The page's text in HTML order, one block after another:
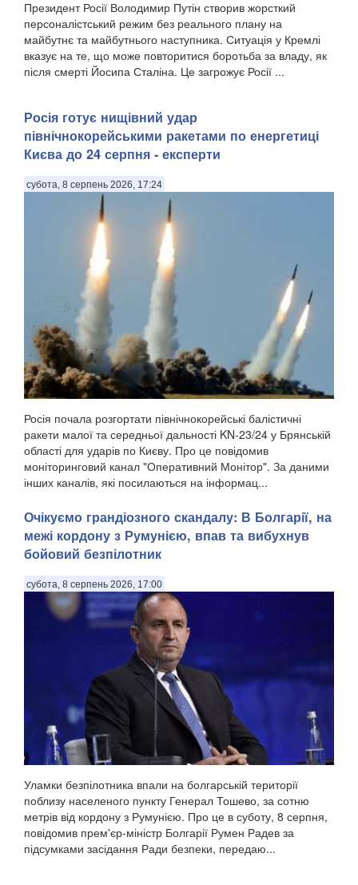
Президент Росії Володимир Путін створив жорсткий
персоналістський режим без реального плану на
майбутнє та майбутнього наступника. Ситуація у Кремлі
вказує на те, що може повторитися боротьба за владу, як
після смерті Йосипа Сталіна. Це загрожує Росії ...
Росія готує нищівний удар
північнокорейськими ракетами по енергетиці
Києва до 24 серпня - експерти
субота, 8 серпень 2026, 17:24
Росія почала розгортати північнокорейські балістичні
ракети малої та середньої дальності KN-23/24 у Брянській
області для ударів по Києву. Про це повідомив
моніторинговий канал "Оперативний Монітор". За даними
інших каналів, які посилаються на інформац...
Очікуємо грандіозного скандалу: В Болгарії, на
межі кордону з Румунією, впав та вибухнув
бойовий безпілотник
субота, 8 серпень 2026, 17:00
Уламки безпілотника впали на болгарській території
поблизу населеного пункту Генерал Тошево, за сотню
метрів від кордону з Румунією. Про це в суботу, 8 серпня,
повідомив прем'єр-міністр Болгарії Румен Радев за
підсумками засідання Ради безпеки, передаю...